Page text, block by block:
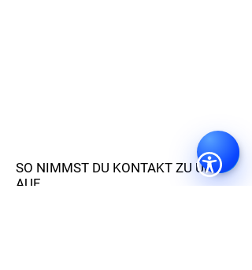
SO NIMMST DU KONTAKT ZU UNS
AUF